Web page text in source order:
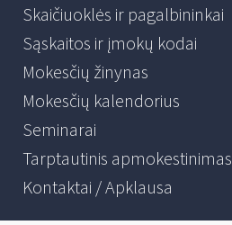
Skaičiuoklės ir pagalbininkai
Sąskaitos ir įmokų kodai
Mokesčių žinynas
Mokesčių kalendorius
Seminarai
Tarptautinis apmokestinimas
Kontaktai / Apklausa